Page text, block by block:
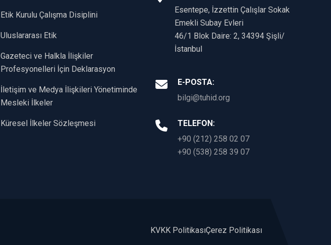
Etik Kurulu Çalışma Disiplini
Uluslararası Etik
Gazeteci ve Halkla İlişkiler
Profesyonelleri İçin Deklarasyon
İletişim ve Medya İlişkileri Yönetiminde
Mesleki İlkeler
Küresel İlkeler Sözleşmesi
Esentepe, İzzettin Çalışlar Sokak
Emekli Subay Evleri
46/1 Blok Daire: 2, 34394 Şişli/
İstanbul
E-POSTA:
bilgi@tuhid.org
TELEFON:
+90 (212) 258 02 07
+90 (538) 258 39 07
KVKK PolitikasıÇerez Politikası